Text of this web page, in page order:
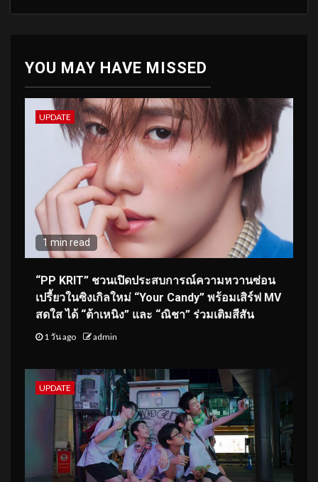
YOU MAY HAVE MISSED
UPDATE
1 min read
“PP KRIT” ชวนเปิดประสบการณ์ความหวานซ่อน
เปรี้ยวในซิงเกิลใหม่ “Your Candy” พร้อมเสิร์ฟ MV
สดใส ได้ “ต้าเหนิง” และ “ณิชา” ร่วมเติมสีสัน
1 วัน ago admin
UPDATE